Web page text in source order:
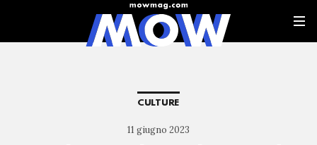
CULTURE
11 giugno 2023